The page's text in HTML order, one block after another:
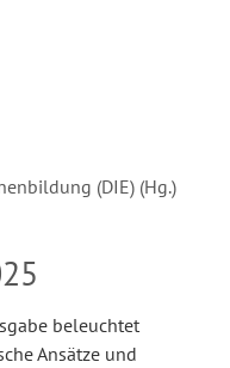
(DIE) (Hg.)
beleuchtet
Ansätze und